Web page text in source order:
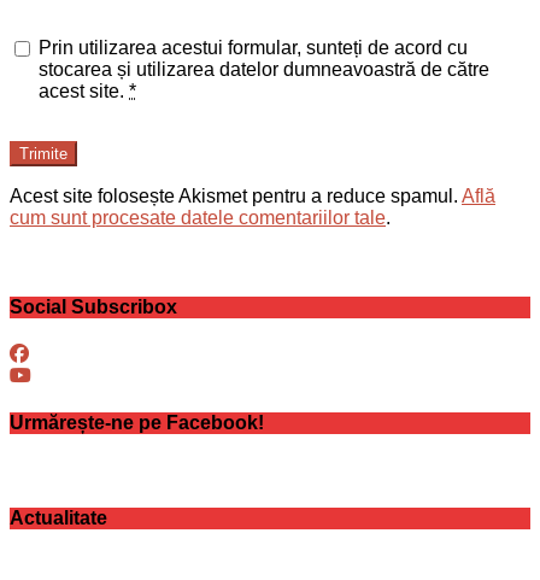
Prin utilizarea acestui formular, sunteți de acord cu
stocarea și utilizarea datelor dumneavoastră de către
acest site. *
Trimite
Acest site folosește Akismet pentru a reduce spamul. Află
cum sunt procesate datele comentariilor tale.
Social Subscribox
Urmărește-ne pe Facebook!
Actualitate